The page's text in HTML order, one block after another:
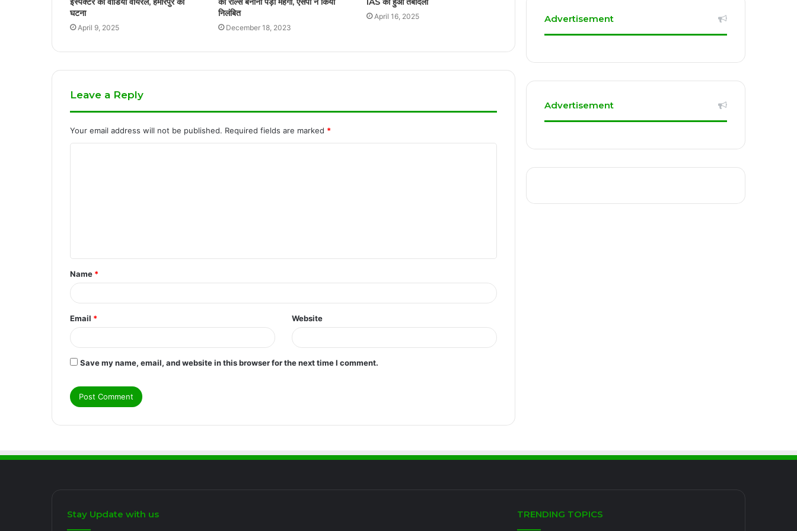
उत्तर प्रदेश के रामपुर से पूर्व विधायक और
पर अवैध कब्जा कर बनाई गई मस्जिद जमींदोज
घटना
April 9, 2025
निलंबित
December 18, 2023
April 16, 2025
Leave a Reply
Your email address will not be published. Required fields are marked *
t
*
Name *
Email * Website
Save my name, email, and website in this browser for the next time I comment.
Advertisement
Advertisement
Stay Update with us TRENDING TOPICS